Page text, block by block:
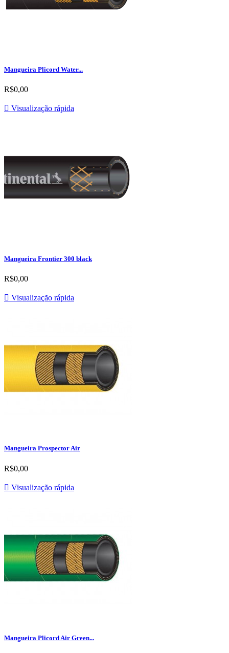
Mangueira Plicord Water...
R$0,00
 Visualização rápida
Mangueira Frontier 300 black
R$0,00
 Visualização rápida
Mangueira Prospector Air
R$0,00
 Visualização rápida
Mangueira Plicord Air Green...